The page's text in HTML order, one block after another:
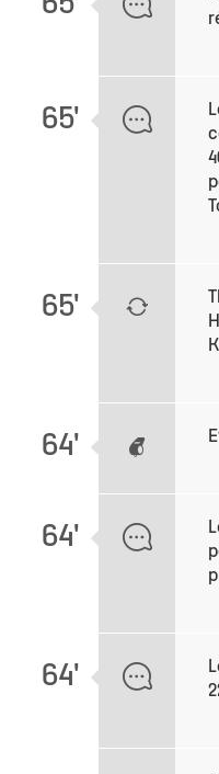
65'
65'
64'
64'
64'